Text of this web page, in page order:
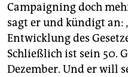
Campaigning doch
sagt er und kündigt an:
Entwicklung des
Schließlich ist sein 50.
Dezember. Und er will